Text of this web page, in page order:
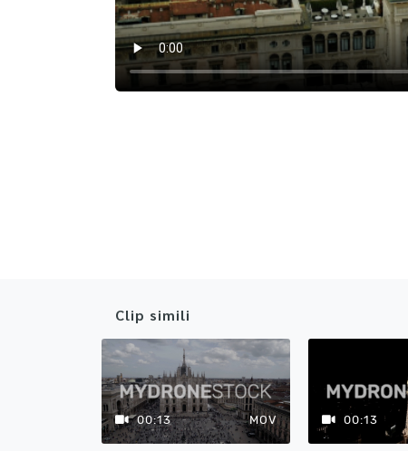
Clip simili
00:13 MOV 00:13